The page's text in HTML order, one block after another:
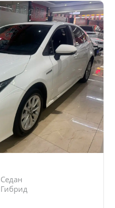
Седан
Гибрид